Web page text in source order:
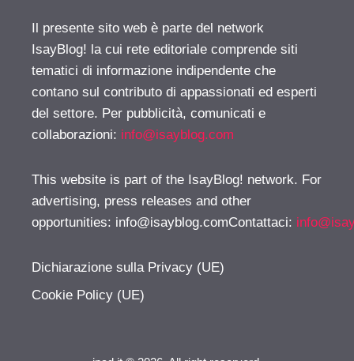
Il presente sito web è parte del network
IsayBlog! la cui rete editoriale comprende siti
tematici di informazione indipendente che
contano sul contributo di appassionati ed esperti
del settore. Per pubblicità, comunicati e
collaborazioni: info@isayblog.com
This website is part of the IsayBlog! network. For
advertising, press releases and other
opportunities: info@isayblog.comContattaci:
Dichiarazione sulla Privacy (UE)
Cookie Policy (UE)